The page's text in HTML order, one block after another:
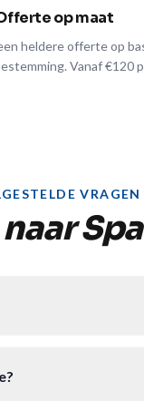
op maat
heldere offerte op
Vanaf €120
VRAGEN